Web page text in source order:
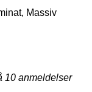
Massiv
10 anmeldelser